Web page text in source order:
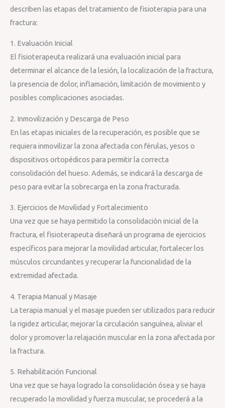
describen las etapas del tratamiento de fisioterapia para una
fractura:
1. Evaluación Inicial
El fisioterapeuta realizará una evaluación inicial para
determinar el alcance de la lesión, la localización de la fractura,
la presencia de dolor, inflamación, limitación de movimiento y
posibles complicaciones asociadas.
2. Inmovilización y Descarga de Peso
En las etapas iniciales de la recuperación, es posible que se
requiera inmovilizar la zona afectada con férulas, yesos o
dispositivos ortopédicos para permitir la correcta
consolidación del hueso. Además, se indicará la descarga de
peso para evitar la sobrecarga en la zona fracturada.
3. Ejercicios de Movilidad y Fortalecimiento
Una vez que se haya permitido la consolidación inicial de la
fractura, el fisioterapeuta diseñará un programa de ejercicios
específicos para mejorar la movilidad articular, fortalecer los
músculos circundantes y recuperar la funcionalidad de la
extremidad afectada.
4. Terapia Manual y Masaje
La terapia manual y el masaje pueden ser utilizados para reducir
la rigidez articular, mejorar la circulación sanguínea, aliviar el
dolor y promover la relajación muscular en la zona afectada por
la fractura.
5. Rehabilitación Funcional
Una vez que se haya logrado la consolidación ósea y se haya
recuperado la movilidad y fuerza muscular, se procederá a la